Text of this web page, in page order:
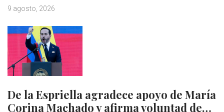
9 agosto, 2026
De la Espriella agradece apoyo de María
Corina Machado y afirma voluntad de…